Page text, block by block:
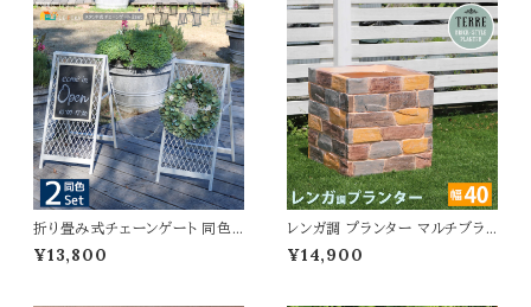
折り畳み式チェーンゲート 同色2
セット マットブラック ブルーグレ
ー アイボリーホワイト 自立式ゲー
¥13,800
レンガ調 プランター マルチブラ
ウン 茶色 植木鉢 40.5cm幅 鉢
植え 水抜き穴付き 幅40.5cm
¥14,900